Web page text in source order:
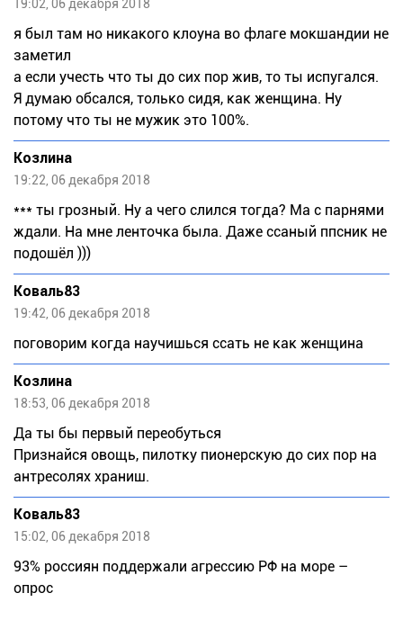
19:02, 06 декабря 2018
я был там но никакого клоуна во флаге мокшандии не
заметил
а если учесть что ты до сих пор жив, то ты испугался.
Я думаю обсался, только сидя, как женщина. Ну
потому что ты не мужик это 100%.
Козлина
19:22, 06 декабря 2018
*** ты грозный. Ну а чего слился тогда? Ма с парнями
ждали. На мне ленточка была. Даже ссаный ппсник не
подошёл )))
Коваль83
19:42, 06 декабря 2018
поговорим когда научишься ссать не как женщина
Козлина
18:53, 06 декабря 2018
Да ты бы первый переобуться
Признайся овощь, пилотку пионерскую до сих пор на
антресолях храниш.
Коваль83
15:02, 06 декабря 2018
93% россиян поддержали агрессию РФ на море –
опрос